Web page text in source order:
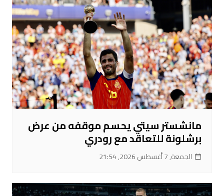
مانشستر سيتي يحسم موقفه من عرض
برشلونة للتعاقد مع رودري
الجمعة, 7 أغسطس 2026, 21:54